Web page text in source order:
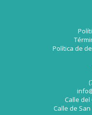
Política de
Calle del
Calle de San